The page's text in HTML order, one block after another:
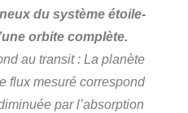
du système étoile-
orbite complète.
au transit : La planète
flux mesuré correspond
par l’absorption